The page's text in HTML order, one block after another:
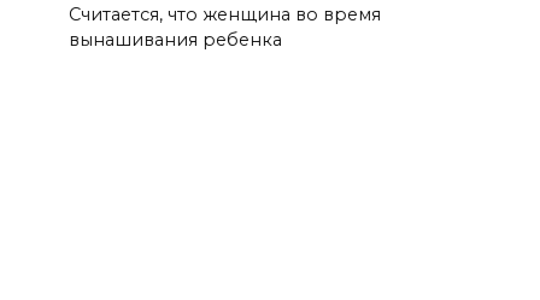
Считается, что женщина во время
вынашивания ребенка